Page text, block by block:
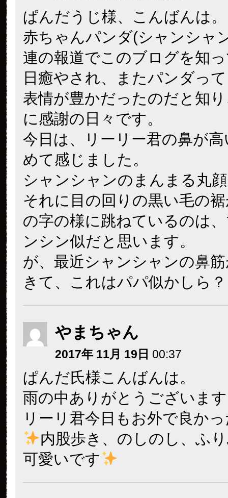
ぱんだうじ様、こんばんは。
赤ちゃんパンダ(シャンシャ
連の報道でこのブログを知
日癒やされ、またパンダっ
表情が豊かだったのだと知
に感謝の日々です。
今日は、リーリー君の鼻が
めて感じました。
シャンシャンのまんまる丸
それに目の回りの黒い毛の
の字の様に跳ねているのは
ンシン似だと思います。
が、最近シャンシャンの鼻
きて、これはパパ似かしら？
やまちゃん
2017年 11月 19日 00:37
ぱんだ氏様こんばんは。
雨の中ありがとうございま
リーリ君今日もお外で良か
内股歩き、のしのし、ふ
可愛いです